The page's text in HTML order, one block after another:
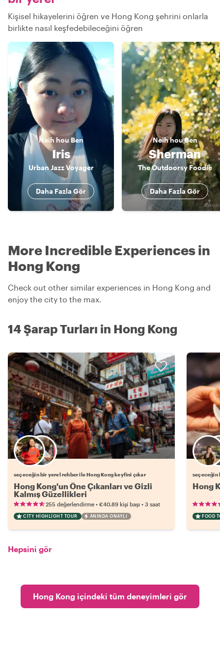
Kişisel hikayelerini öğren ve Hong Kong şehrini onlarla
birlikte nasıl keşfedebileceğini öğren
Neih hou Ben
Iris
Urban Jazz Voyager
Daha Fazla Gör
Neih houBen
Sherman
The Outdoorsy Foodie
Daha Fazla Gör
More Incredible Experiences in
Hong Kong
Check out other similar experiences in Hong Kong and
enjoy the city to the max.
14 Şarap Turları in Hong Kong
Favori yerel rehberini seç
seçeceğin bir yerel rehber ile Hong Kong keyfini çıkar
Hong Kong'un Öne Çıkanları ve Gizli
Kalmış Güzellikleri
255 değerlendirme • €40.89 kişi başı • 3 saat
CITY HIGHLIGHT TOUR ANINDA ONAYLI
seçeceğin
Hong
FOOD
Hepsini gör
Hong Kong içindeki tüm deneyimleri gör